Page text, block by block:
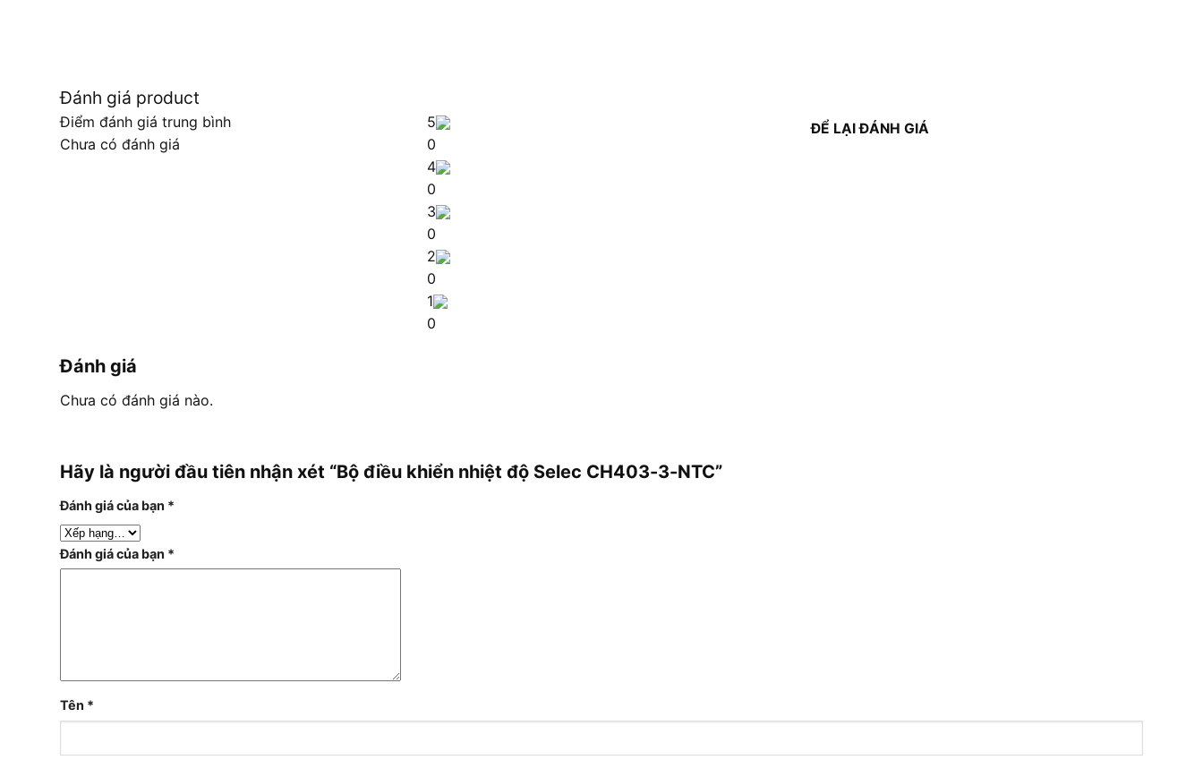
Đánh giá product
Điểm đánh giá trung bình
Chưa có đánh giá
5
0
4
0
3
0
2
0
1
0
ĐỂ LẠI ĐÁNH GIÁ
Đánh giá
Chưa có đánh giá nào.
Hãy là người đầu tiên nhận xét “Bộ điều khiển nhiệt độ Selec CH403-3-NTC”
Đánh giá của bạn *
Đánh giá của bạn *
Tên *